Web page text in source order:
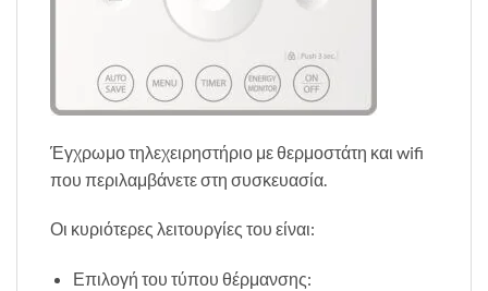
Έγχρωμο τηλεχειρηστήριο με θερμοστάτη και wifi
που περιλαμβάνετε στη συσκευασία.
Οι κυριότερες λειτουργίες του είναι:
Επιλογή του τύπου θέρμανσης: